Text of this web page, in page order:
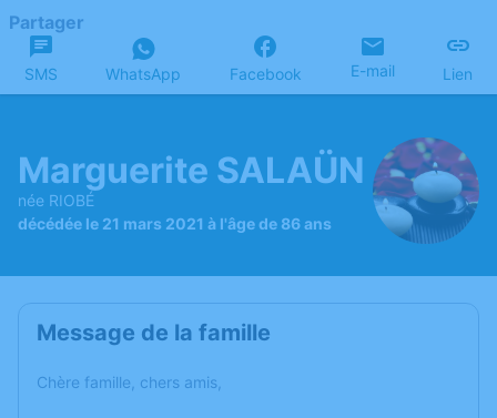
Partager
SMS WhatsApp Facebook E-mail Lien
Marguerite SALAÜN
née RIOBÉ
décédée le 21 mars 2021 à l'âge de 86 ans
Message de la famille
Chère famille, chers amis,